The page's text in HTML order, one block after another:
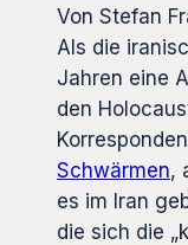
Von Stefan
Als die
Jahren eine
den
Schwärmen,
es im Iran
die sich die